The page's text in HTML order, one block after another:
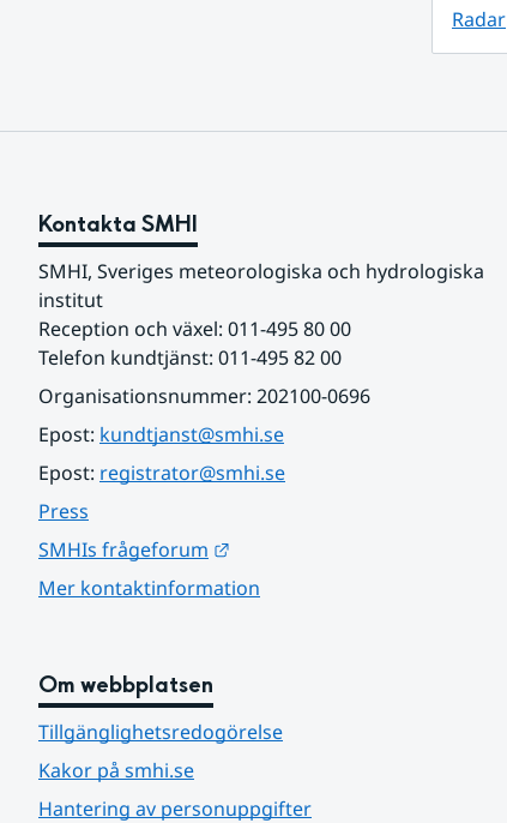
Radar
Kontakta SMHI
SMHI, Sveriges meteorologiska och hydrologiska
institut
Reception och växel: 011-495 80 00
Telefon kundtjänst: 011-495 82 00
Organisationsnummer: 202100-0696
Epost: kundtjanst@smhi.se
Epost: registrator@smhi.se
Press
SMHIs frågeforum
Mer kontaktinformation
Om webbplatsen
Tillgänglighetsredogörelse
Kakor på smhi.se
Hantering av personuppgifter